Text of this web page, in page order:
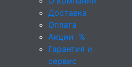
Доставка
Оплата
Акции %
Гарантия и
сервис